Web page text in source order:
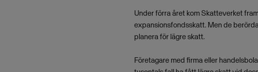
Under förra året kom Skatteverket
expansionsfondsskatt. Men de
planera för lägre skatt.
Företagare med firma eller